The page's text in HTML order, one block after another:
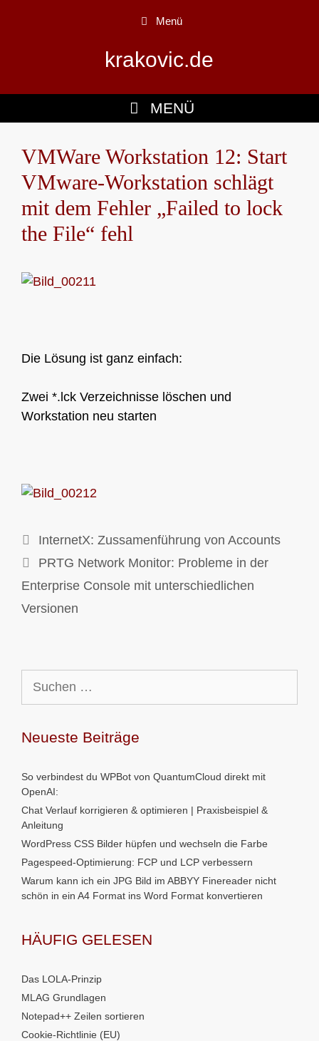
Menü
krakovic.de
MENÜ
VMWare Workstation 12: Start
VMware-Workstation schlägt
mit dem Fehler „Failed to lock
the File“ fehl
Die Lösung ist ganz einfach:
Zwei *.lck Verzeichnisse löschen und
Workstation neu starten
InternetX: Zussamenführung von Accounts
PRTG Network Monitor: Probleme in der
Enterprise Console mit unterschiedlichen
Versionen
nach:
Neueste Beiträge
So verbindest du WPBot von QuantumCloud direkt mit
OpenAI:
Chat Verlauf korrigieren & optimieren | Praxisbeispiel &
Anleitung
WordPress CSS Bilder hüpfen und wechseln die Farbe
Pagespeed-Optimierung: FCP und LCP verbessern
Warum kann ich ein JPG Bild im ABBYY Finereader nicht
schön in ein A4 Format ins Word Format konvertieren
HÄUFIG GELESEN
Das LOLA-Prinzip
MLAG Grundlagen
Notepad++ Zeilen sortieren
Cookie-Richtlinie (EU)